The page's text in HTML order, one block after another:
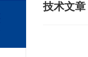
技术文章